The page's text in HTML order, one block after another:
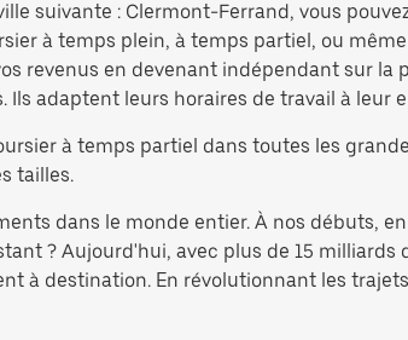
suivante : Clermont-Ferrand, vous
à temps plein, à temps partiel, ou
revenus en devenant indépendant sur la
adaptent leurs horaires de travail à leur
à temps partiel dans toutes les
tailles.
dans le monde entier. À nos débuts,
? Aujourd'hui, avec plus de 15
à destination. En révolutionnant les